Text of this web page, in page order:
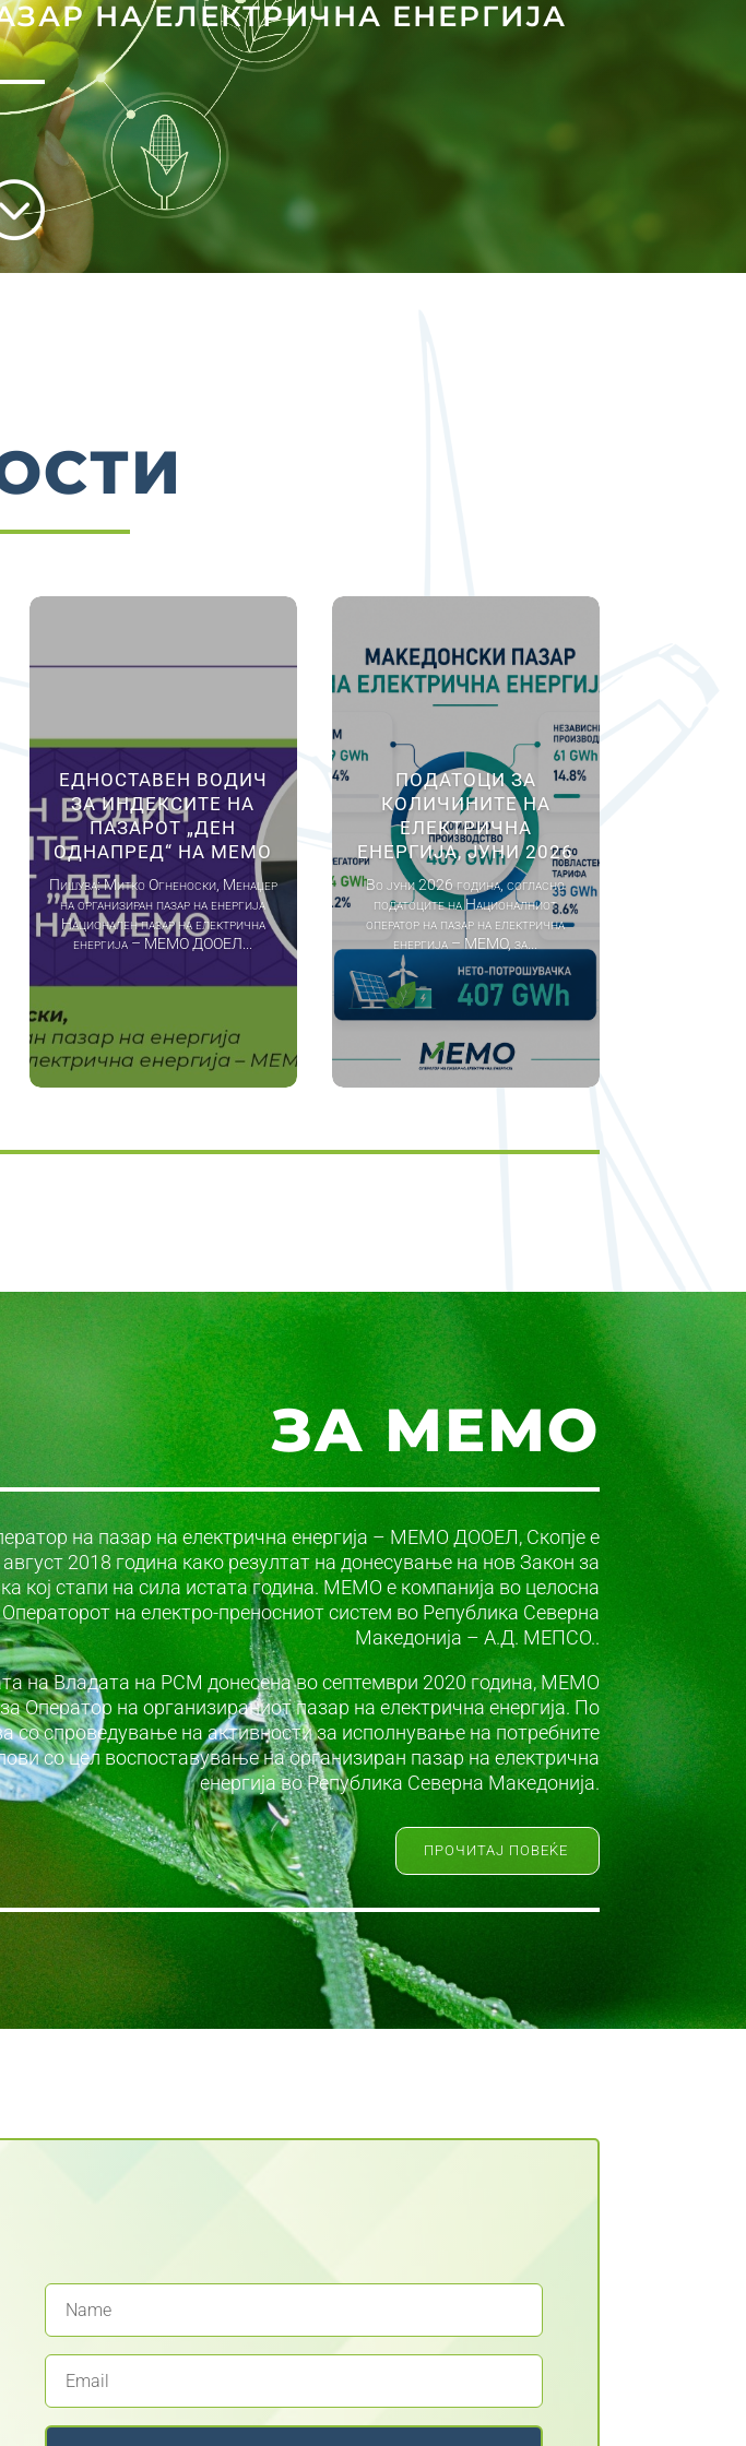
НА ЕЛЕКТРИЧНА ЕНЕРГИЈА
ЕДНОСТАВЕН ВОДИЧ
ЗА ИНДЕКСИТЕ НА
ПАЗАРОТ „ДЕН
ОДНАПРЕД“ НА МЕМО
Пишува: Митко Огненоски, Менаџер
на организиран пазар на енергија
Национален пазар на електрична
енергија – МЕМО ДООЕЛ...
ПОДАТОЦИ ЗА
КОЛИЧИНИТЕ НА
ЕЛЕКТРИЧНА
ЕНЕРГИЈА, ЈУНИ 2026
Во јуни 2026 година, согласно
податоците на Националниот
оператор на пазар на електрична
енергија – МЕМО, за...
ЗА МЕМО
на пазар на електрична енергија – МЕМО ДООЕЛ, Скопје е
2018 година како резултат на донесување на нов Закон за
кој стапи на сила истата година. МЕМО е компанија во целосна
на електро-преносниот систем во Република Северна
Македонија – А.Д. МЕПСО..
на Владата на РСМ донесена во септември 2020 година, МЕМО
Оператор на организираниот пазар на електрична енергија. По
со спроведување на активности за исполнување на потребните
со цел воспоставување на организиран пазар на електрична
енергија во Република Северна Македонија.
ПРОЧИТАЈ ПОВЕЌЕ